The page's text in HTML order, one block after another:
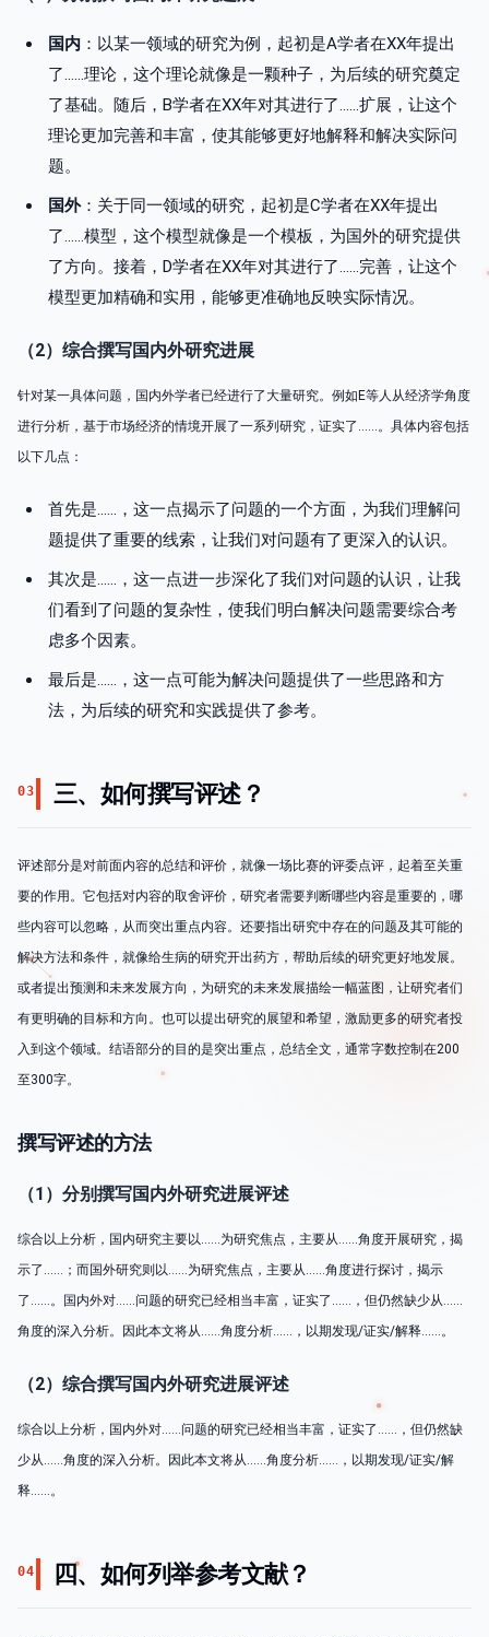
国内 ：以某一领域的研究为例，起初是A学者在XX年提出
了……理论，这个理论就像是一颗种子，为后续的研究奠定
了基础。随后，B学者在XX年对其进行了……扩展，让这个
理论更加完善和丰富，使其能够更好地解释和解决实际问
题。
国外：关于同一领域的研究，起初是C学者在XX年提出
了……模型，这个模型就像是一个模板，为国外的研究提供
了方向。接着，D学者在XX年对其进行了……完善，让这个
模型更加精确和实用，能够更准确地反映实际情况。
（2）综合撰写国内外研究进展
针对某一具体问题，国内外学者已经进行了大量研究。例如E等人从经济学角度
进行分析，基于市场经济的情境开展了一系列研究，证实了……。具体内容包括
以下几点：
首先是……，这一点揭示了问题的一个方面，为我们理解问
题提供了重要的线索，让我们对问题有了更深入的认识。
其次是……，这一点进一步深化了我们对问题的认识，让我
们看到了问题的复杂性，使我们明白解决问题需要综合考
虑多个因素。
最后是……，这一点可能为解决问题提供了一些思路和方
法，为后续的研究和实践提供了参考。
03 三、如何撰写评述？
评述部分是对前面内容的总结和评价，就像一场比赛的评委点评，起着至关重
要的作用。它包括对内容的取舍评价，研究者需要判断哪些内容是重要的，哪
些内容可以忽略，从而突出重点内容。还要指出研究中存在的问题及其可能的
解决方法和条件，就像给生病的研究开出药方，帮助后续的研究更好地发展。
或者提出预测和未来发展方向，为研究的未来发展描绘一幅蓝图，让研究者们
有更明确的目标和方向。也可以提出研究的展望和希望，激励更多的研究者投
入到这个领域。结语部分的目的是突出重点，总结全文，通常字数控制在200
至300字。
撰写评述的方法
（1）分别撰写国内外研究进展评述
综合以上分析，国内研究主要以……为研究焦点，主要从……角度开展研究，揭
示了……；而国外研究则以……为研究焦点，主要从……角度进行探讨，揭示
了……。国内外对……问题的研究已经相当丰富，证实了……，但仍然缺少从……
角度的深入分析。因此本文将从……角度分析……，以期发现/证实/解释……。
（2）综合撰写国内外研究进展评述
综合以上分析，国内外对……问题的研究已经相当丰富，证实了……，但仍然缺
少从……角度的深入分析。因此本文将从……角度分析……，以期发现/证实/解
释……。
04 四、如何列举参考文献？